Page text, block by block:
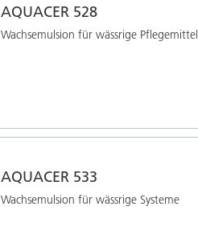
AQUACER 528
Wachsemulsion für wässrige Pflegemittel
AQUACER 533
Wachsemulsion für wässrige Systeme